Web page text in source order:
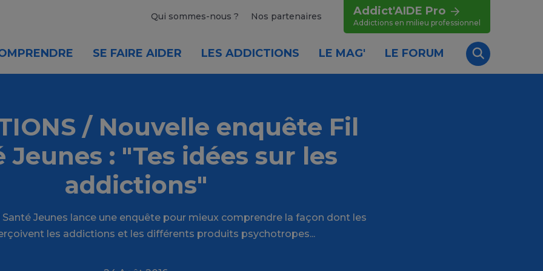
Qui sommes-nous ? Nos partenaires Addict'AIDE Pro
Addictions en milieu professionnel
SE FAIRE AIDER LES ADDICTIONS LE MAG' LE FORUM
Recherche
/ Nouvelle enquête Fil
Jeunes : "Tes idées sur les
addictions"
Jeunes lance une enquête pour mieux comprendre la façon dont les
les addictions et les différents produits psychotropes...